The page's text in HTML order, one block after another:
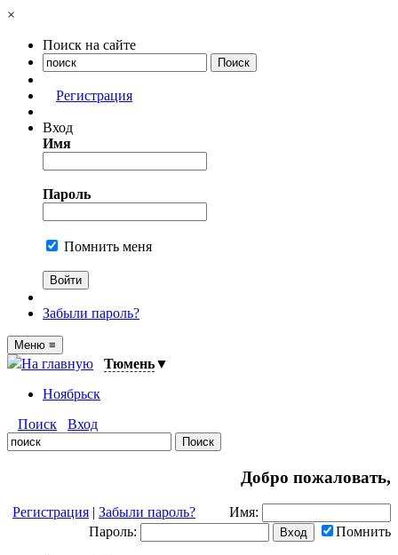
×
Поиск на сайте
Регистрация
Вход
Имя
Пароль
Помнить меня
Забыли пароль?
Меню ≡
На главную Тюмень▼
Ноябрьск
Поиск
Вход
Добро пожаловать,
Регистрация | Забыли пароль?
Имя:
Пароль:
Помнить